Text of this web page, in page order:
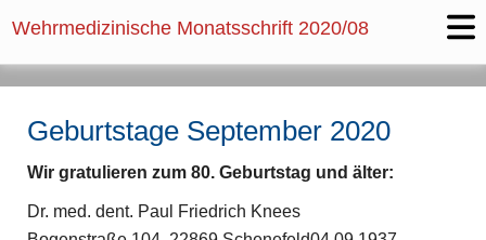
Wehrmedizinische Monatsschrift 2020/08
Geburtstage September 2020
Wir gratulieren zum 80. Geburtstag und älter:
Dr. med. dent. Paul Friedrich Knees